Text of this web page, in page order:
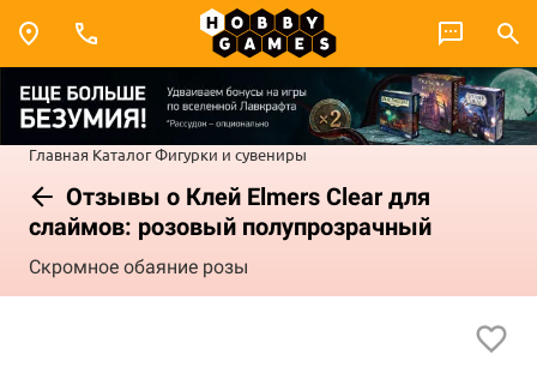
Главная КаталогФигурки и сувениры
Отзывы о Клей Elmers Clear для
слаймов: розовый полупрозрачный
Скромное обаяние розы